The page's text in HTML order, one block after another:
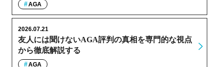
AGA
友人には聞けないAGA評判の真相を専門的な視点
から徹底解説する
2026.07.21
AGA